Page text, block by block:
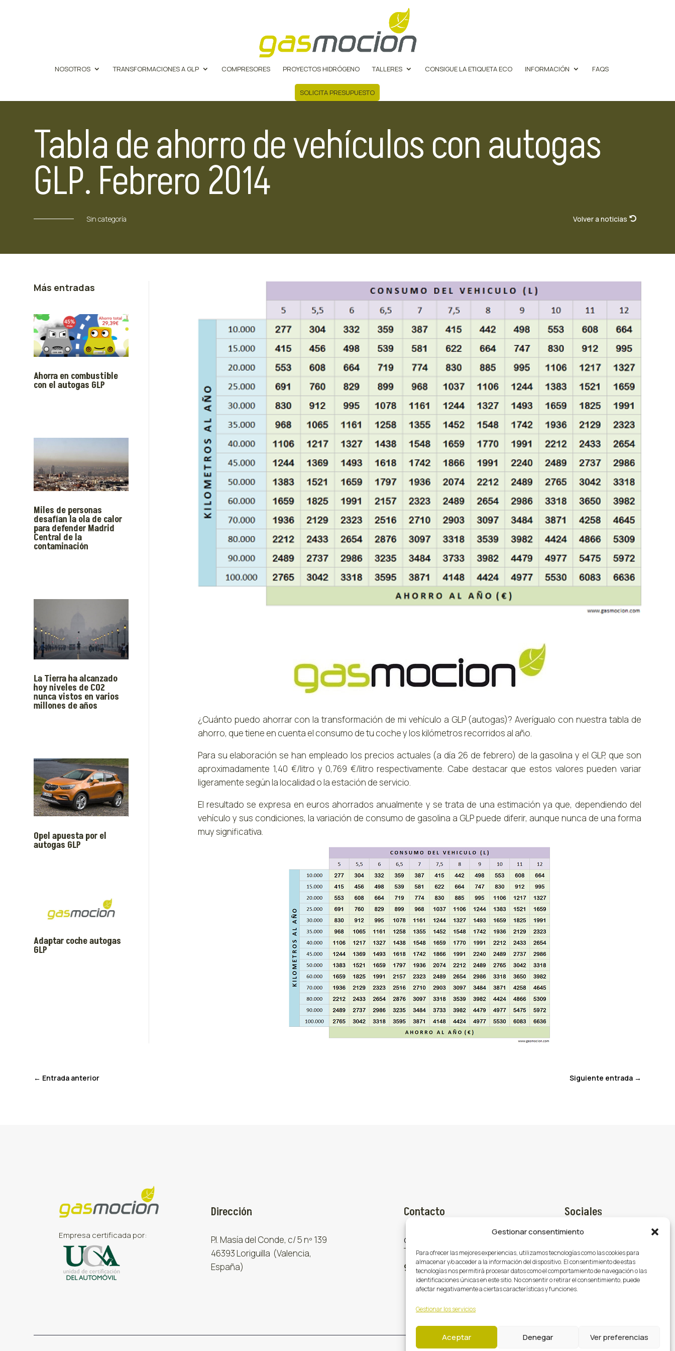
Gestionar consentimiento
Para ofrecer las mejores experiencias, utilizamos tecnologías como las cookies para
almacenar y/o acceder a la información del dispositivo. El consentimiento de estas
tecnologías nos permitirá procesar datos como el comportamiento de navegación o las
identificaciones únicas en este sitio. No consentir o retirar el consentimiento, puede
afectar negativamente a ciertas características y funciones.
Gestionar los servicios
Aceptar Denegar Ver preferencias
NOSOTROS TRANSFORMACIONES A GLP COMPRESORES PROYECTOS HIDRÓGENO TALLERES CONSIGUE LA ETIQUETA ECO INFORMACIÓN FAQS
SOLICITA PRESUPUESTO
Tabla de ahorro de vehículos con autogas
GLP. Febrero 2014
Sin categoría Volver a noticias
Más entradas
Ahorra en combustible
con el autogas GLP
Miles de personas
desafían la ola de calor
para defender Madrid
Central de la
contaminación
La Tierra ha alcanzado
hoy niveles de CO2
nunca vistos en varios
millones de años
Opel apuesta por el
autogas GLP
Adaptar coche autogas
GLP
¿Cuánto puedo ahorrar con la transformación de mi vehículo a GLP (autogas)? Averígualo con nuestra tabla de
ahorro, que tiene en cuenta el consumo de tu coche y los kilómetros recorridos al año.
Para su elaboración se han empleado los precios actuales (a día 26 de febrero) de la gasolina y el GLP, que son
aproximadamente 1,40 €/litro y 0,769 €/litro respectivamente. Cabe destacar que estos valores pueden variar
ligeramente según la localidad o la estación de servicio.
El resultado se expresa en euros ahorrados anualmente y se trata de una estimación ya que, dependiendo del
vehículo y sus condiciones, la variación de consumo de gasolina a GLP puede diferir, aunque nunca de una forma
muy significativa.
← Entrada anterior Siguiente entrada→
Empresa certificada por:
Dirección
P.I. Masía del Conde, c/ 5 nº 139
46393 Loriguilla (Valencia,
España)
Contacto
comercial@gasmocion.com
961 667 879
Sociales
 Facebook
 X (Twitter)
 Instagram